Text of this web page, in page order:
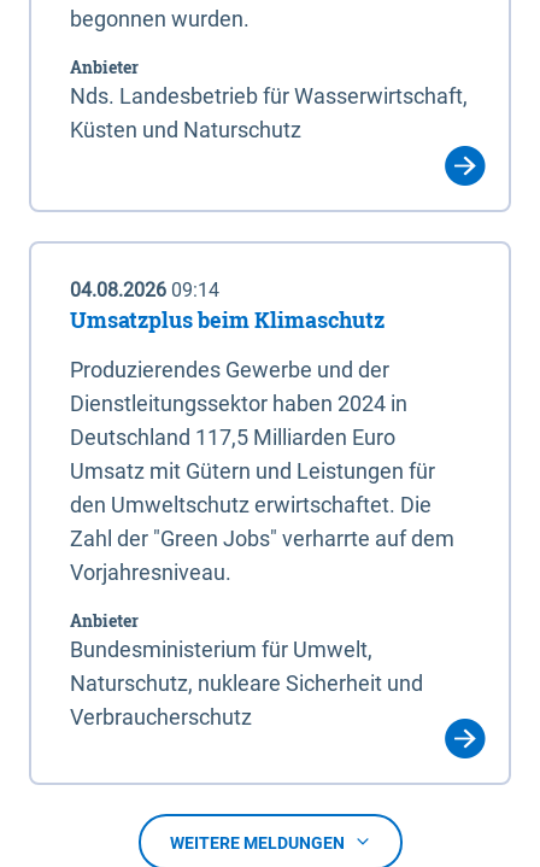
begonnen wurden.
Anbieter
Nds. Landesbetrieb für Wasserwirtschaft,
Küsten und Naturschutz
04.08.2026 09:14
Umsatzplus beim Klimaschutz
Produzierendes Gewerbe und der
Dienstleitungssektor haben 2024 in
Deutschland 117,5 Milliarden Euro
Umsatz mit Gütern und Leistungen für
den Umweltschutz erwirtschaftet. Die
Zahl der "Green Jobs" verharrte auf dem
Vorjahresniveau.
Anbieter
Bundesministerium für Umwelt,
Naturschutz, nukleare Sicherheit und
Verbraucherschutz
WEITERE MELDUNGEN